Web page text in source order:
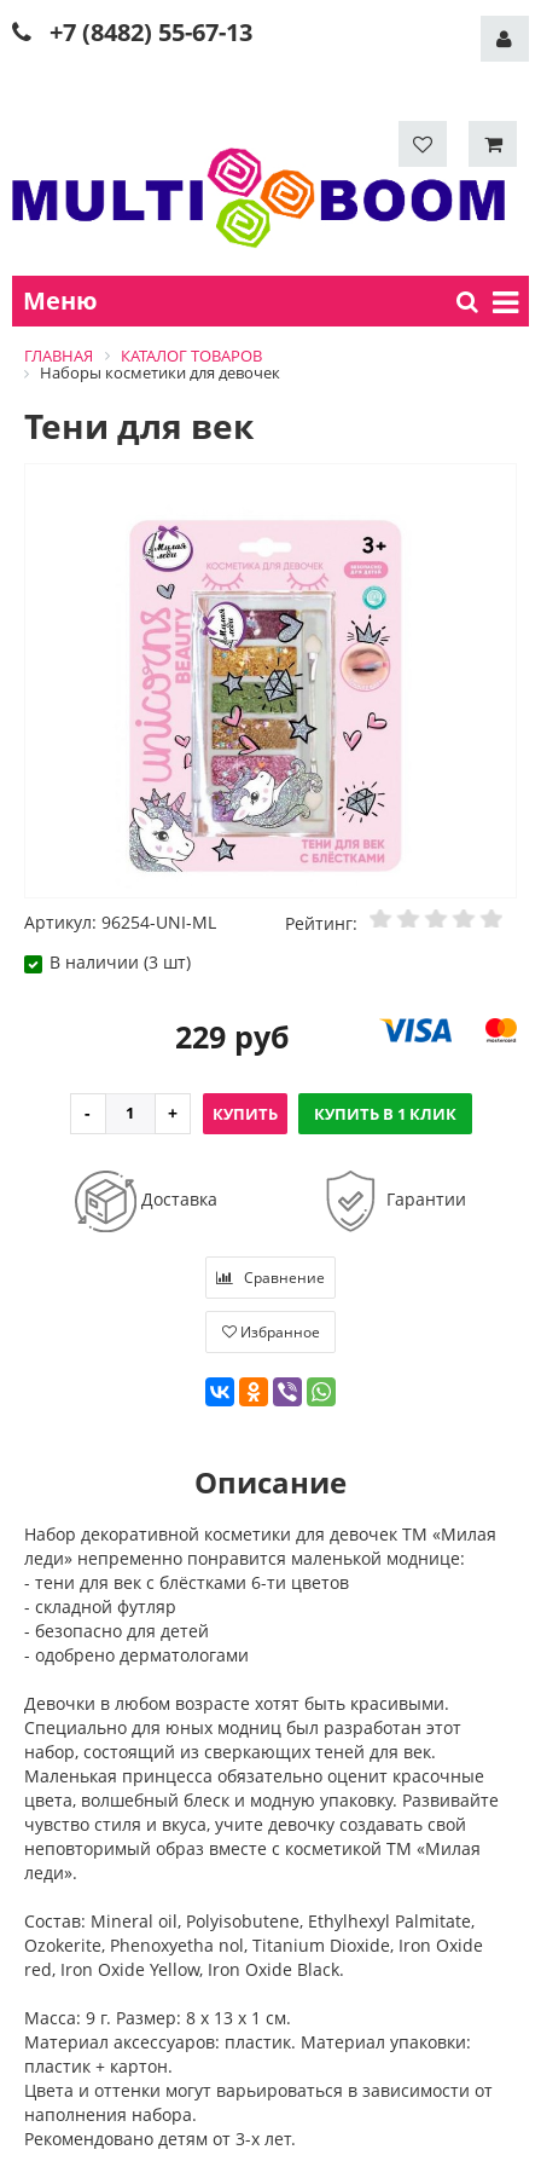
+7 (8482) 55-67-13
Меню
ГЛАВНАЯ
КАТАЛОГ ТОВАРОВ
Наборы косметики для девочек
Тени для век
Артикул: 96254-UNI-ML
Рейтинг:
В наличии (3 шт)
229 руб
КУПИТЬ КУПИТЬ В 1 КЛИК
Доставка Гарантии
Сравнение
Избранное
Описание
Набор декоративной косметики для девочек ТМ «Милая
леди» непременно понравится маленькой моднице:
- тени для век с блёстками 6-ти цветов
- складной футляр
- безопасно для детей
- одобрено дерматологами
Девочки в любом возрасте хотят быть красивыми.
Специально для юных модниц был разработан этот
набор, состоящий из сверкающих теней для век.
Маленькая принцесса обязательно оценит красочные
цвета, волшебный блеск и модную упаковку. Развивайте
чувство стиля и вкуса, учите девочку создавать свой
неповторимый образ вместе с косметикой ТМ «Милая
леди».
Состав: Mineral oil, Polyisobutene, Ethylhexyl Palmitate,
Ozokerite, Phenoxyetha nol, Titanium Dioxide, Iron Oxide
red, Iron Oxide Yellow, Iron Oxide Black.
Масса: 9 г. Размер: 8 х 13 х 1 см.
Материал аксессуаров: пластик. Материал упаковки:
пластик + картон.
Цвета и оттенки могут варьироваться в зависимости от
наполнения набора.
Рекомендовано детям от 3-х лет.